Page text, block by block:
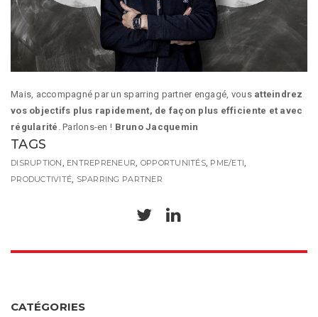
Mais, accompagné par un sparring partner engagé, vous atteindrez
vos objectifs plus rapidement, de façon plus efficiente et avec
régularité . Parlons-en ! Bruno Jacquemin
TAGS
DISRUPTION, ENTREPRENEUR, OPPORTUNITÉS, PME/ETI,
PRODUCTIVITÉ, SPARRING PARTNER
CATÉGORIES